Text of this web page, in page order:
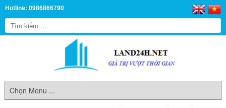
Hotline: 0986866790